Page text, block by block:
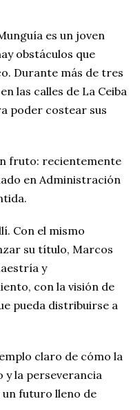
es un joven
obstáculos que
Durante más de tres
las calles de La Ceiba
poder costear sus
fruto: recientemente
en Administración
Con el mismo
su título, Marcos
y
con la visión de
pueda distribuirse a
claro de cómo la
y la perseverancia
un futuro lleno de